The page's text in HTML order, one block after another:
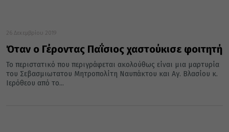
26 Δεκεμβρίου 2019
Όταν ο Γέροντας Παΐσιος χαστούκισε φοιτητή
Το περιστατικό που περιγράφεται ακολούθως είναι μια μαρτυρία
του Σεβασμιωτατου Μητροπολίτη Ναυπάκτου και Αγ. Βλασίου κ.
Ιερόθεου από το...